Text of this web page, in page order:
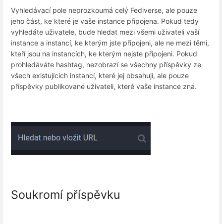
Vyhledávací pole neprozkoumá celý Fediverse, ale pouze
jeho část, ke které je vaše instance připojena. Pokud tedy
vyhledáte uživatele, bude hledat mezi všemi uživateli vaší
instance a instancí, ke kterým jste připojeni, ale ne mezi těmi,
kteří jsou na instancích, ke kterým nejste připojeni. Pokud
prohledáváte hashtag, nezobrazí se všechny příspěvky ze
všech existujících instancí, které jej obsahují, ale pouze
příspěvky publikované uživateli, které vaše instance zná.
Soukromí příspěvku